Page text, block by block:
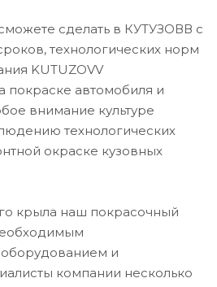
сделать в КУТУЗОВВ с
технологических норм
KUTUZOVV
покраске автомобиля и
внимание культуре
технологических
окраске кузовных
крыла наш покрасочный
и
компании несколько